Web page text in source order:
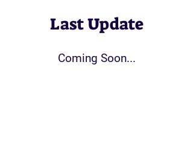
Last Update
Coming Soon...